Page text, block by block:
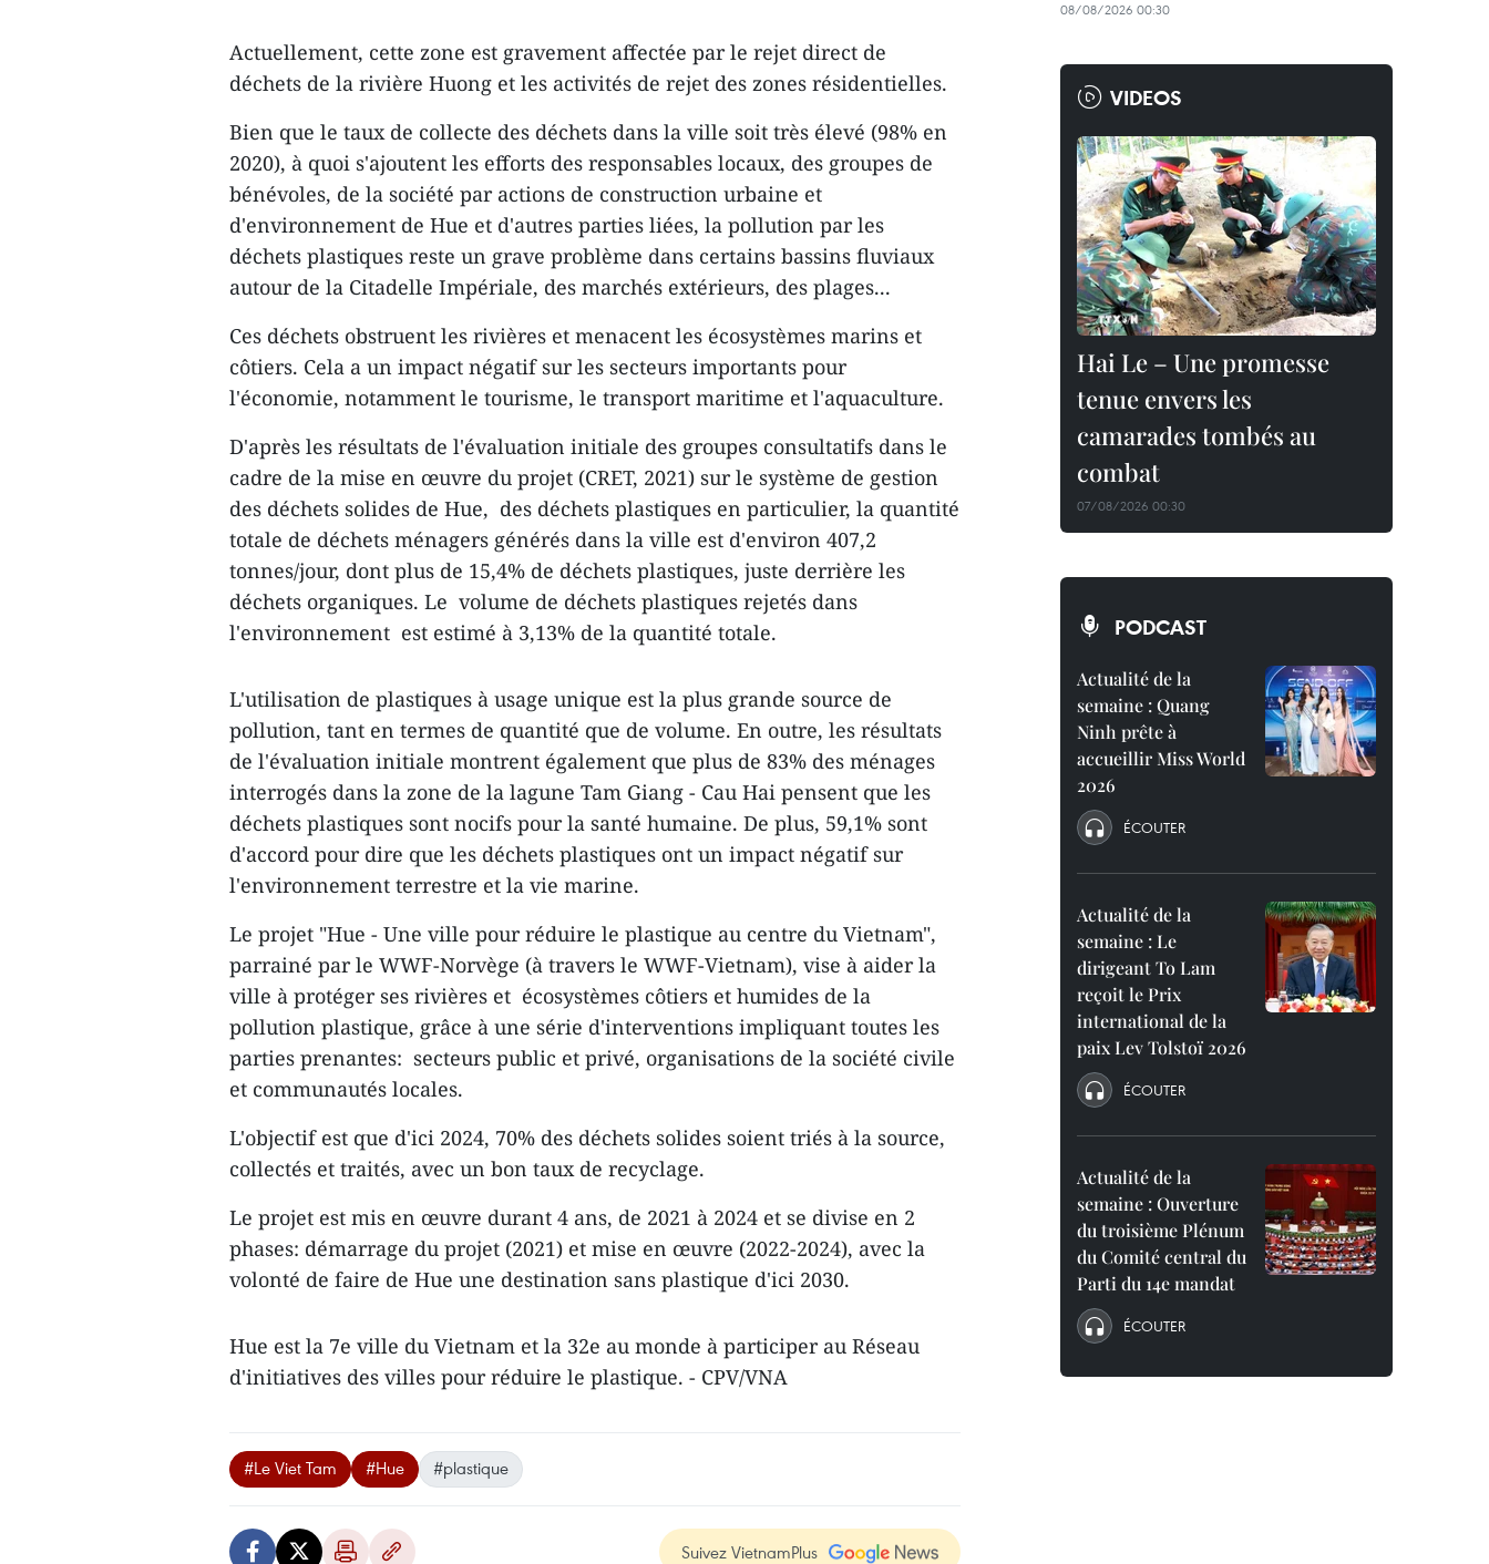
Actuellement, cette zone est gravement affectée par le rejet direct de
déchets de la rivière Huong et les activités de rejet des zones résidentielles.
Bien que le taux de collecte des déchets dans la ville soit très élevé (98% en
2020), à quoi s'ajoutent les efforts des responsables locaux, des groupes de
bénévoles, de la société par actions de construction urbaine et
d'environnement de Hue et d'autres parties liées, la pollution par les
déchets plastiques reste un grave problème dans certains bassins fluviaux
autour de la Citadelle Impériale, des marchés extérieurs, des plages...
Ces déchets obstruent les rivières et menacent les écosystèmes marins et
côtiers. Cela a un impact négatif sur les secteurs importants pour
l'économie, notamment le tourisme, le transport maritime et l'aquaculture.
D'après les résultats de l'évaluation initiale des groupes consultatifs dans le
cadre de la mise en œuvre du projet (CRET, 2021) sur le système de gestion
des déchets solides de Hue, des déchets plastiques en particulier, la quantité
totale de déchets ménagers générés dans la ville est d'environ 407,2
tonnes/jour, dont plus de 15,4% de déchets plastiques, juste derrière les
déchets organiques. Le volume de déchets plastiques rejetés dans
l'environnement est estimé à 3,13% de la quantité totale.
L'utilisation de plastiques à usage unique est la plus grande source de
pollution, tant en termes de quantité que de volume. En outre, les résultats
de l'évaluation initiale montrent également que plus de 83% des ménages
interrogés dans la zone de la lagune Tam Giang - Cau Hai pensent que les
déchets plastiques sont nocifs pour la santé humaine. De plus, 59,1% sont
d'accord pour dire que les déchets plastiques ont un impact négatif sur
l'environnement terrestre et la vie marine.
Le projet "Hue - Une ville pour réduire le plastique au centre du Vietnam",
parrainé par le WWF-Norvège (à travers le WWF-Vietnam), vise à aider la
ville à protéger ses rivières et écosystèmes côtiers et humides de la
pollution plastique, grâce à une série d'interventions impliquant toutes les
parties prenantes: secteurs public et privé, organisations de la société civile
et communautés locales.
L'objectif est que d'ici 2024, 70% des déchets solides soient triés à la source,
collectés et traités, avec un bon taux de recyclage.
Le projet est mis en œuvre durant 4 ans, de 2021 à 2024 et se divise en 2
phases: démarrage du projet (2021) et mise en œuvre (2022-2024), avec la
volonté de faire de Hue une destination sans plastique d'ici 2030.
Hue est la 7e ville du Vietnam et la 32e au monde à participer au Réseau
d'initiatives des villes pour réduire le plastique. - CPV/VNA
#Le Viet Tam #Hue #plastique
Suivez VietnamPlus
08/08/2026 00:30
VIDEOS
Hai Le – Une promesse
tenue envers les
camarades tombés au
combat
07/08/2026 00:30
PODCAST
Actualité de la
semaine : Quang
Ninh prête à
accueillir Miss World
2026
ÉCOUTER
Actualité de la
semaine : Le
dirigeant To Lam
reçoit le Prix
international de la
paix Lev Tolstoï 2026
ÉCOUTER
Actualité de la
semaine : Ouverture
du troisième Plénum
du Comité central du
Parti du 14e mandat
ÉCOUTER